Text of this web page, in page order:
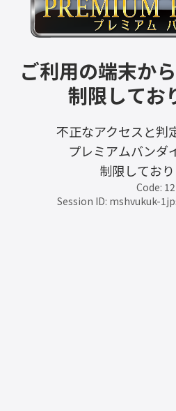
ご利用の端末か
制限してお
不正なアクセスと判
プレミアムバンダ
制限しており
Code: 12
Session ID: mshvukuk-